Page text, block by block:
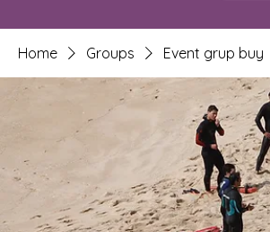
Home Groups Event grup buy